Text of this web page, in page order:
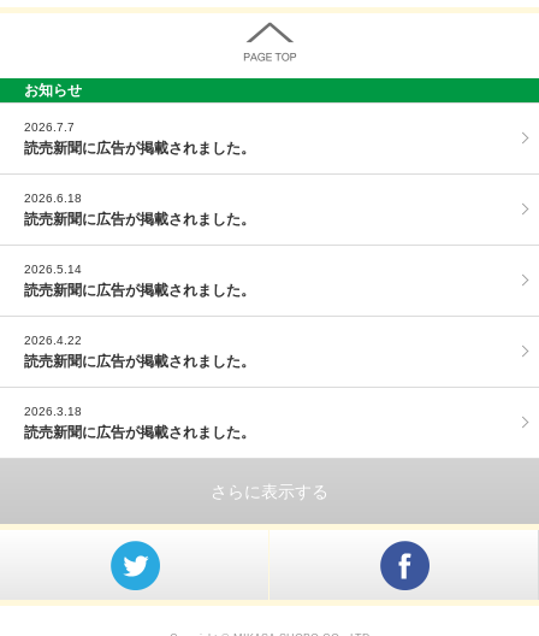
お知らせ
2026.7.7
読売新聞に広告が掲載されました。
2026.6.18
読売新聞に広告が掲載されました。
2026.5.14
読売新聞に広告が掲載されました。
2026.4.22
読売新聞に広告が掲載されました。
2026.3.18
読売新聞に広告が掲載されました。
さらに表示する
PAGE TOP